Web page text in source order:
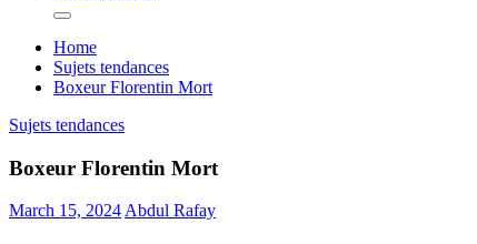
Home
Sujets tendances
Boxeur Florentin Mort
Sujets tendances
Boxeur Florentin Mort
March 15, 2024Abdul Rafay